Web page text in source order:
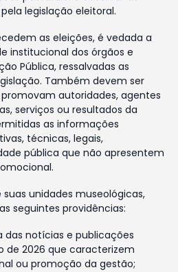
legislação eleitoral.
as eleições, é vedada a
institucional dos órgãos e
Pública, ressalvadas as
Também devem ser
autoridades, agentes
serviços ou resultados da
as informações
técnicas, legais,
pública que não apresentem
unidades museológicas,
seguintes providências:
notícias e publicações
de 2026 que caracterizem
ou promoção da gestão;